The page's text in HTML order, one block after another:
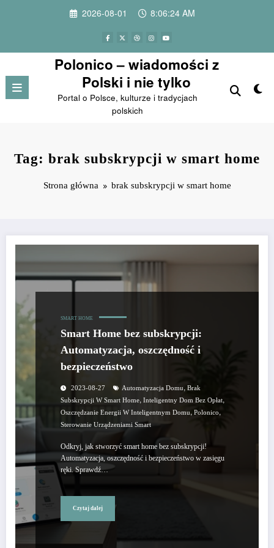
2026-08-01 8:06:24 AM
Polonico – wiadomości z
Polski i nie tylko
Portal o Polsce, kulturze i tradycjach
polskich
Tag: brak subskrypcji w smart home
Strona główna brak subskrypcji w smart home
SMART HOME
Smart Home bez subskrypcji:
Automatyzacja, oszczędność i
bezpieczeństwo
2023-08-27 Automatyzacja Domu, Brak
Subskrypcji W Smart Home, Inteligentny Dom Bez Opłat,
Oszczędzanie Energii W Inteligentnym Domu, Polonico,
Sterowanie Urządzeniami Smart
Odkryj, jak stworzyć smart home bez subskrypcji!
Automatyzacja, oszczędność i bezpieczeństwo w zasięgu
ręki. Sprawdź…
Czytaj dalej